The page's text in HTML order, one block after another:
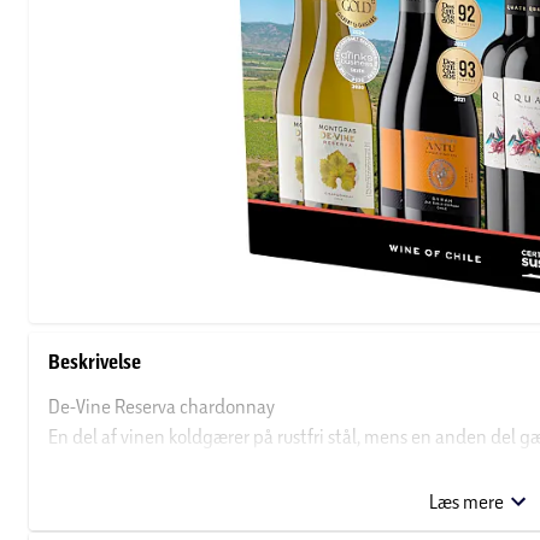
Beskrivelse
De-Vine Reserva chardonnay
En del af vinen koldgærer på rustfri stål, mens en anden del
vin med en duft af ananas og fersken kombineret med hints
toast. Smagen er eksotisk med hvide ferskener og intense
Læs mere